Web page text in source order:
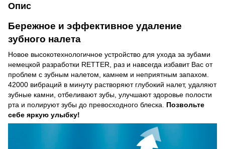
Опис
Бережное и эффективное удаление
зубного налета
Новое высокотехнологичное устройство для ухода за зубами
немецкой разработки RETTER, раз и навсегда избавит Вас от
проблем с зубным налетом, камнем и неприятным запахом.
42000 вибраций в минуту растворяют глубокий налет, удаляют
зубные камни, отбеливают зубы, улучшают здоровье полости
рта и полируют зубы до превосходного блеска. Позвольте
себе яркую улыбку!